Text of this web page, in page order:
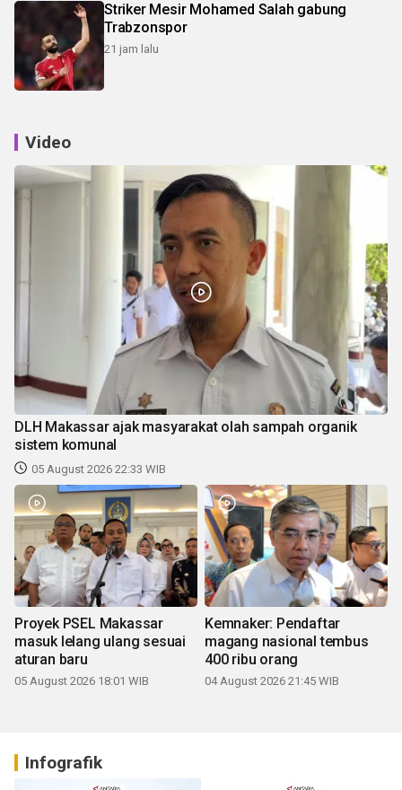
Striker Mesir Mohamed Salah gabung
Trabzonspor
21 jam lalu
Video
DLH Makassar ajak masyarakat olah sampah organik
sistem komunal
05 August 2026 22:33 WIB
Proyek PSEL Makassar
masuk lelang ulang sesuai
aturan baru
05 August 2026 18:01 WIB
Kemnaker: Pendaftar
magang nasional tembus
400 ribu orang
04 August 2026 21:45 WIB
Infografik